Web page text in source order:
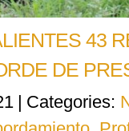
43
DE
Categories: